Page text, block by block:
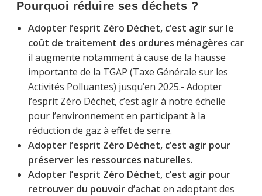
Pourquoi réduire ses déchets ?
Adopter l’esprit Zéro Déchet, c’est agir sur le
coût de traitement des ordures ménagères car
il augmente notamment à cause de la hausse
importante de la TGAP (Taxe Générale sur les
Activités Polluantes) jusqu’en 2025.- Adopter
l’esprit Zéro Déchet, c’est agir à notre échelle
pour l’environnement en participant à la
réduction de gaz à effet de serre.
Adopter l’esprit Zéro Déchet, c’est agir pour
préserver les ressources naturelles.
Adopter l’esprit Zéro Déchet, c’est agir pour
retrouver du pouvoir d’achat en adoptant des